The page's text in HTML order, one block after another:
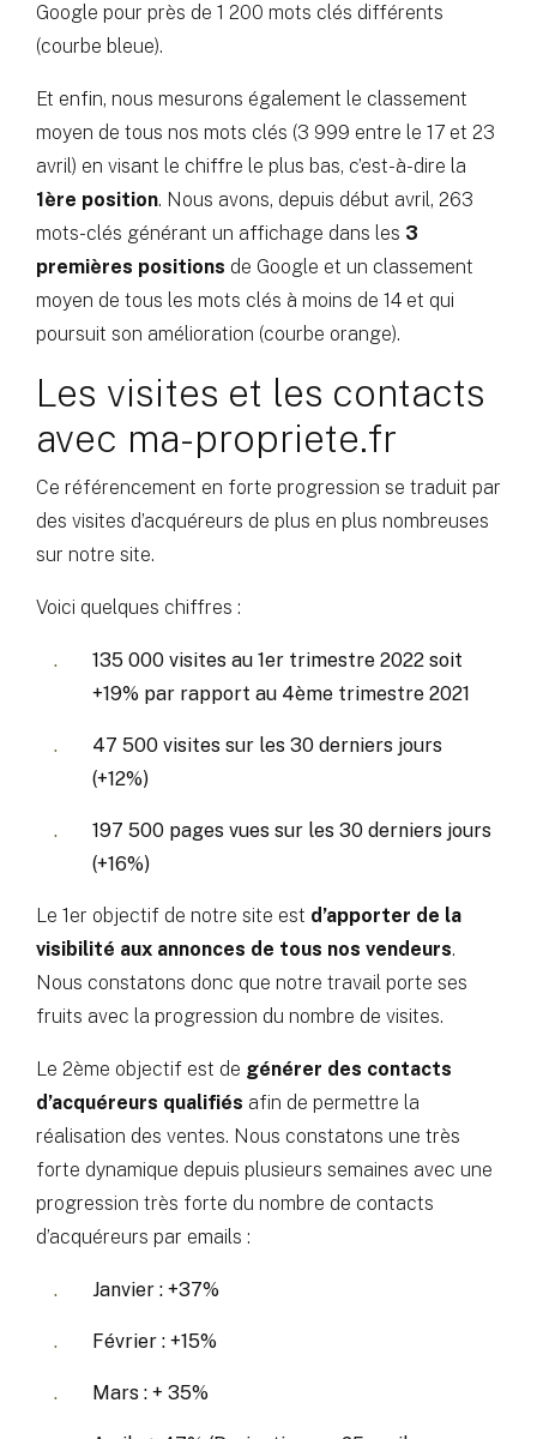
Google pour près de 1 200 mots clés différents
(courbe bleue).
Et enfin, nous mesurons également le classement
moyen de tous nos mots clés (3 999 entre le 17 et 23
avril) en visant le chiffre le plus bas, c’est-à-dire la
1ère position. Nous avons, depuis début avril, 263
mots-clés générant un affichage dans les 3
premières positions de Google et un classement
moyen de tous les mots clés à moins de 14 et qui
poursuit son amélioration (courbe orange).
Les visites et les contacts
avec ma-propriete.fr
Ce référencement en forte progression se traduit par
des visites d’acquéreurs de plus en plus nombreuses
sur notre site.
Voici quelques chiffres :
135 000 visites au 1er trimestre 2022 soit
+19% par rapport au 4ème trimestre 2021
47 500 visites sur les 30 derniers jours
(+12%)
197 500 pages vues sur les 30 derniers jours
(+16%)
Le 1er objectif de notre site est d’apporter de la
visibilité aux annonces de tous nos vendeurs.
Nous constatons donc que notre travail porte ses
fruits avec la progression du nombre de visites.
Le 2ème objectif est de générer des contacts
d’acquéreurs qualifiés afin de permettre la
réalisation des ventes. Nous constatons une très
forte dynamique depuis plusieurs semaines avec une
progression très forte du nombre de contacts
d’acquéreurs par emails :
Janvier : +37%
Février : +15%
Mars : + 35%